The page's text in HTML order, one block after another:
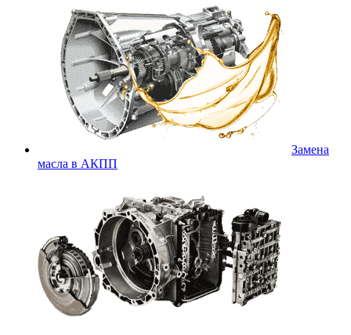
Замена
масла в АКПП